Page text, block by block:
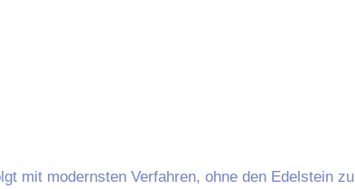
mit modernsten Verfahren, ohne den Edelstein zu